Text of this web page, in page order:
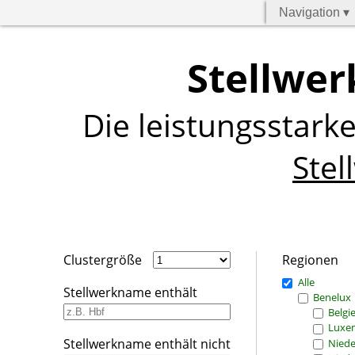
Navigation ▾
Die
Clustergröße
Stellwerkname enthält
Stellwerkname enthält nicht
Regionen
Alle
Benelux